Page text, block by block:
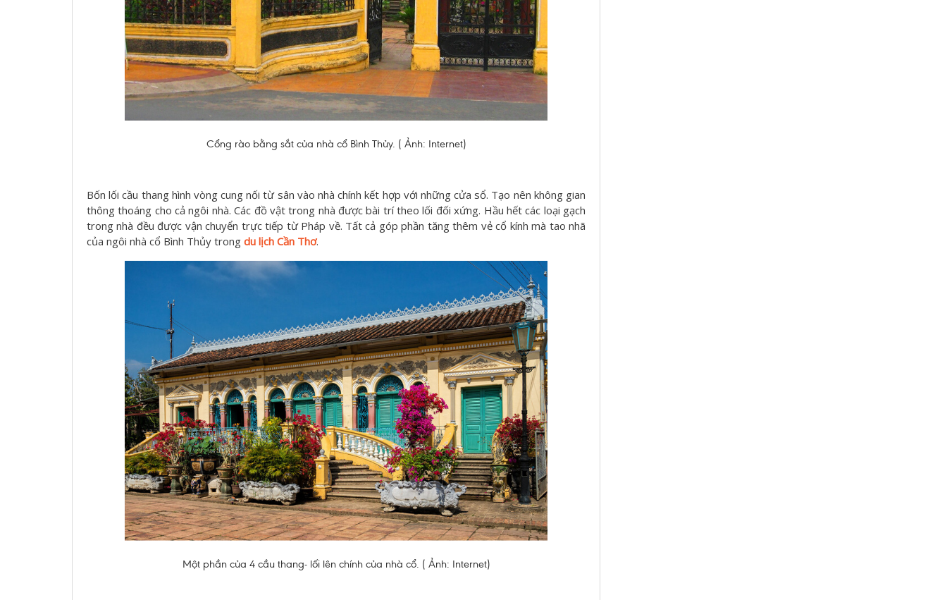
Cổng rào bằng sắt của nhà cổ Bình Thủy. ( Ảnh: Internet)
Bốn lối cầu thang hình vòng cung nối từ sân vào nhà chính kết hợp với những cửa sổ. Tạo nên không gian
thông thoáng cho cả ngôi nhà. Các đồ vật trong nhà được bài trí theo lối đối xứng. Hầu hết các loại gạch
trong nhà đều được vận chuyển trực tiếp từ Pháp về. Tất cả góp phần tăng thêm vẻ cổ kính mà tao nhã
của ngôi nhà cổ Bình Thủy trong du lịch Cần Thơ.
Một phần của 4 cầu thang- lối lên chính của nhà cổ. ( Ảnh: Internet)